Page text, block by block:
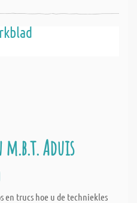
Aduis
en trucs hoe u de techniekles